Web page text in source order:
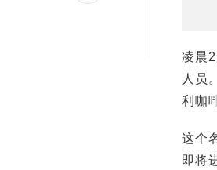
凌晨
人员
利咖
这个
即将